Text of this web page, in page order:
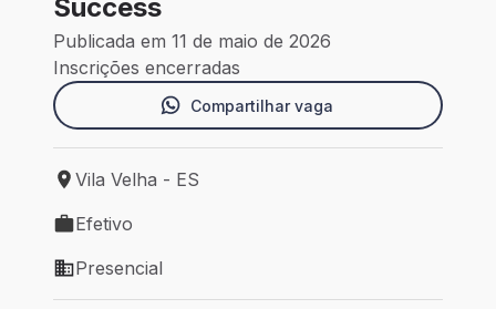
Success
Publicada em 11 de maio de 2026
Inscrições encerradas
Compartilhar vaga
Local de trabalho: Vila Velha - ES
Vila Velha - ES
Tipo de vaga: Efetivo
Efetivo
Modelo de trabalho: Presencial
Presencial